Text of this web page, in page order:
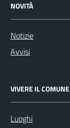
NOVITÀ
Notizie
Avvisi
VIVERE IL COMUNE
Luoghi